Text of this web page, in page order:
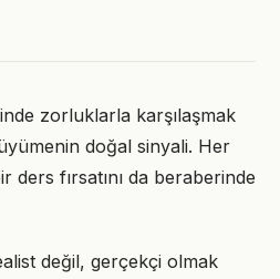
zorluklarla karşılaşmak
doğal sinyali. Her
ders fırsatını da beraberinde
değil, gerçekçi olmak